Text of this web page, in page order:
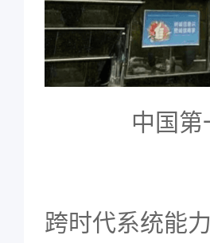
中国
跨时代系统能